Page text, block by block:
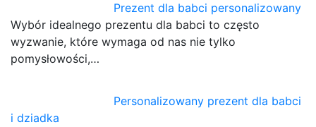
Prezent dla babci personalizowany
Wybór idealnego prezentu dla babci to często
wyzwanie, które wymaga od nas nie tylko
pomysłowości,…
Personalizowany prezent dla babci
i dziadka